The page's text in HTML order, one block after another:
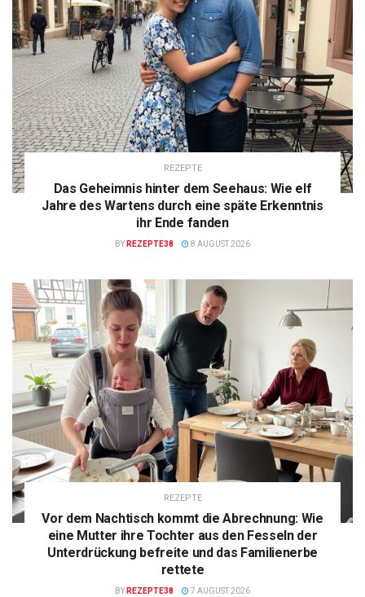
REZEPTE
Das Geheimnis hinter dem Seehaus: Wie elf
Jahre des Wartens durch eine späte Erkenntnis
ihr Ende fanden
BY REZEPTE38 8 AUGUST 2026
REZEPTE
Vor dem Nachtisch kommt die Abrechnung: Wie
eine Mutter ihre Tochter aus den Fesseln der
Unterdrückung befreite und das Familienerbe
rettete
BY REZEPTE38 7 AUGUST 2026